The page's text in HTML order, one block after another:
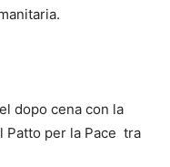
dopo cena con la
per la Pace tra